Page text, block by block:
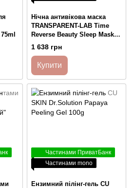
Нічна антивікова маска
TRANSPARENT-LAB Time
Reverse Beauty Sleep Mask
75 мл
1 638 грн
Купити
Частинами ПриватБанк
Частинами mono
Ензимний пілінг-гель СU